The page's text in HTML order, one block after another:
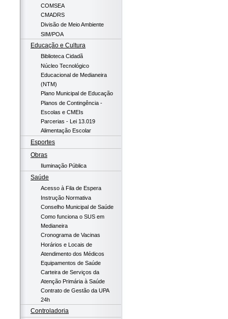
COMSEA
CMADRS
Divisão de Meio Ambiente
SIM/POA
Educação e Cultura
Biblioteca Cidadã
Núcleo Tecnológico
Educacional de Medianeira
(NTM)
Plano Municipal de Educação
Planos de Contingência -
Escolas e CMEIs
Parcerias - Lei 13.019
Alimentação Escolar
Esportes
Obras
Iluminação Pública
Saúde
Acesso à Fila de Espera
Instrução Normativa
Conselho Municipal de Saúde
Como funciona o SUS em
Medianeira
Cronograma de Vacinas
Horários e Locais de
Atendimento dos Médicos
Equipamentos de Saúde
Carteira de Serviços da
Atenção Primária à Saúde
Contrato de Gestão da UPA
24h
Controladoria